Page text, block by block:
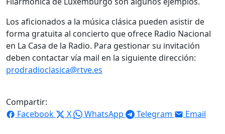
Los aficionados a la música clásica pueden asistir de
forma gratuita al concierto que ofrece Radio Nacional
en La Casa de la Radio. Para gestionar su invitación
deben contactar vía mail en la siguiente dirección:
prodradioclasica@rtve.es
Compartir:
Facebook
X WhatsApp Telegram Email